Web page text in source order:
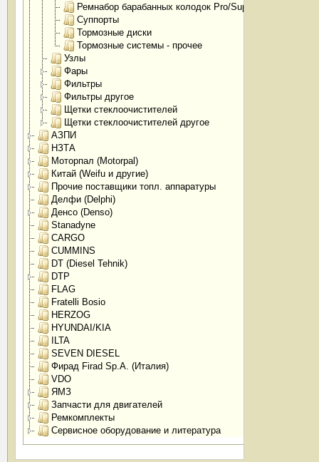
Ремнабор барабанных колодок Pro/SuperPro
Суппорты
Тормозные диски
Тормозные системы - прочее
Узлы
Фары
Фильтры
Фильтры другое
Щетки стеклоочистителей
Щетки стеклоочистителей другое
АЗПИ
НЗТА
Моторпал (Motorpal)
Китай (Weifu и другие)
Прочие поставщики топл. аппаратуры
Делфи (Delphi)
Денсо (Denso)
Stanadyne
CARGO
CUMMINS
DT (Diesel Tehnik)
DTP
FLAG
Fratelli Bosio
HERZOG
HYUNDAI/KIA
ILTA
SEVEN DIESEL
Фирад Firad Sp.A. (Италия)
VDO
ЯМЗ
Запчасти для двигателей
Ремкомплекты
Сервисное оборудование и литература